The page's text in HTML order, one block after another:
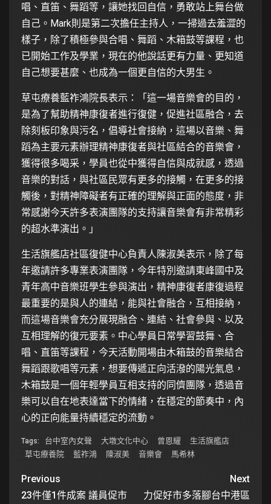
唱、直笛、舞蹈等，讓她找回自信，勇敢站上舞台做
自己。Mark則是第二次擔任主持人，一掃過去羞澀的
樣子，除了積極參與合唱、舞蹈、木箱鼓等課程，也
已開始工作及學業，現在的他說話更有力量、更知道
自己想要甚麼、也成為一個更自信的大男生。
草屯療養藍祚鴻院長表示：「這一場音樂會的目的，
是為了幫助精神康復者進行復健，促進社區融合，去
除刻板印象與污名，倡導社會接納，這場以音樂、舞
蹈為主要元素辦理精神康復者與社區結合的音樂會，
獲得很多喝采，學員也從中獲得自信與成就感，透過
音樂的對話，與社區民眾有更多的接觸，在更多的接
觸後，對精神障礙者有正確的理解與正面的態度，非
常感謝今天許多表演團隊的支持讓音樂會有非常精彩
的超水準演出。」
生活旗艦店社區復健中心負責人陳淑美表示，除了每
年邀請許多專業表演團隊，今年特別邀請東峰國中及
青年高中音樂班學生參與演出，精神康復者康復過程
最重要的是與人的連結，能與社會融合，互相接納，
而這場音樂會充分展現融合、連結、社會參與、以及
互相理解的復元要素。中心學員日常學習鼓舞、合
唱、直笛等課程，今天活動開場由木箱鼓的音樂結合
舞蹈跟歌唱等元素，想要傳遞正向活潑的陽光氣息，
木箱鼓是一個年輕學員互相支持的同儕團隊，透過音
樂可以自在地表達當下的情緒，在穩定的節奏中，內
心的正向能量持續穩定的流動。
Tags: 台中室內女聲 大墩文化中心 曾恩耀
生活旗艦店
草屯療養院
藍祚鴻 陳淑美 音樂會 馬希林
Previous
23件僅1件成案 議員促市
Next
力促好市多落腳台中港區